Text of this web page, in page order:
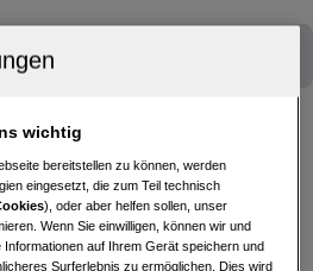
Mittwoch 08.04.2026
dem 03. April 2026 wieder
zu dürfen. -> 18-Loch-
wichtig
bereitstellen zu können, werden
eingesetzt, die zum Teil technisch
), oder aber helfen sollen, unser
Wenn Sie einwilligen, können wir und
auf Ihrem Gerät speichern und
Surferlebnis zu ermöglichen. Dies wird